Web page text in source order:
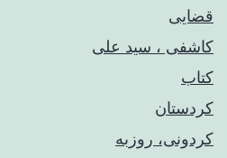
قضایی
کاشفی ، سید علی
کتاب
کردستان
کردونی، روزبه